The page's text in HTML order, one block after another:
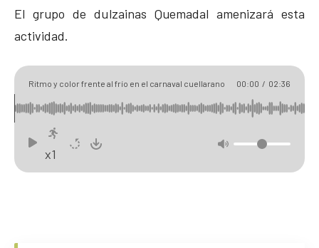
El grupo de dulzainas Quemadal amenizará esta
actividad.
Ritmo y color frente al frío en el carnaval cuellarano 00:00 / 02:36
x1